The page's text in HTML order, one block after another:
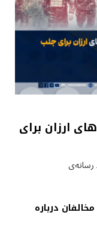
ارزان برای
درباره